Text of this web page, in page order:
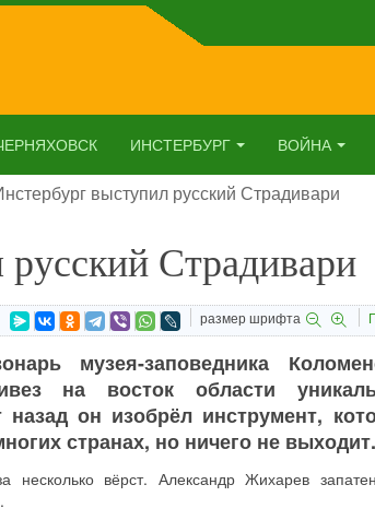
ИНСТЕРБУРГ ВОЙНА
выступил русский Страдивари
Страдивари
размер шрифта
музея-заповедника
на восток области
он изобрёл инструмент,
странах, но ничего не выходит.
вёрст. Александр Жихарев